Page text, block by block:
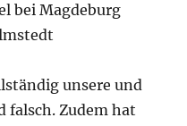
bei Magdeburg
unsere und
falsch. Zudem hat